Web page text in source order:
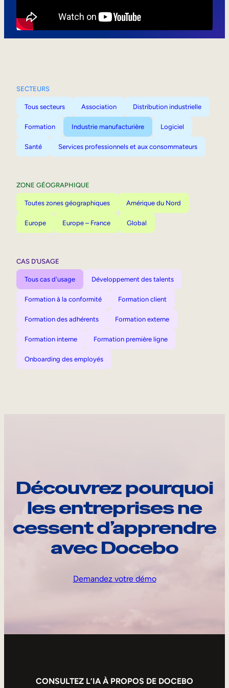
SECTEURS
Tous secteurs Association Distribution industrielle
Formation Industrie manufacturière Logiciel
Santé Services professionnels et aux consommateurs
ZONE GÉOGRAPHIQUE
Toutes zones géographiques Amérique du Nord
Europe Europe – France Global
CAS D’USAGE
Tous cas d'usage Développement des talents
Formation à la conformité Formation client
Formation des adhérents Formation externe
Formation interne Formation première ligne
Onboarding des employés
Découvrez pourquoi
les entreprises ne
cessent d’apprendre
avec Docebo
Demandez votre démo
CONSULTEZ L’IA À PROPOS DE DOCEBO